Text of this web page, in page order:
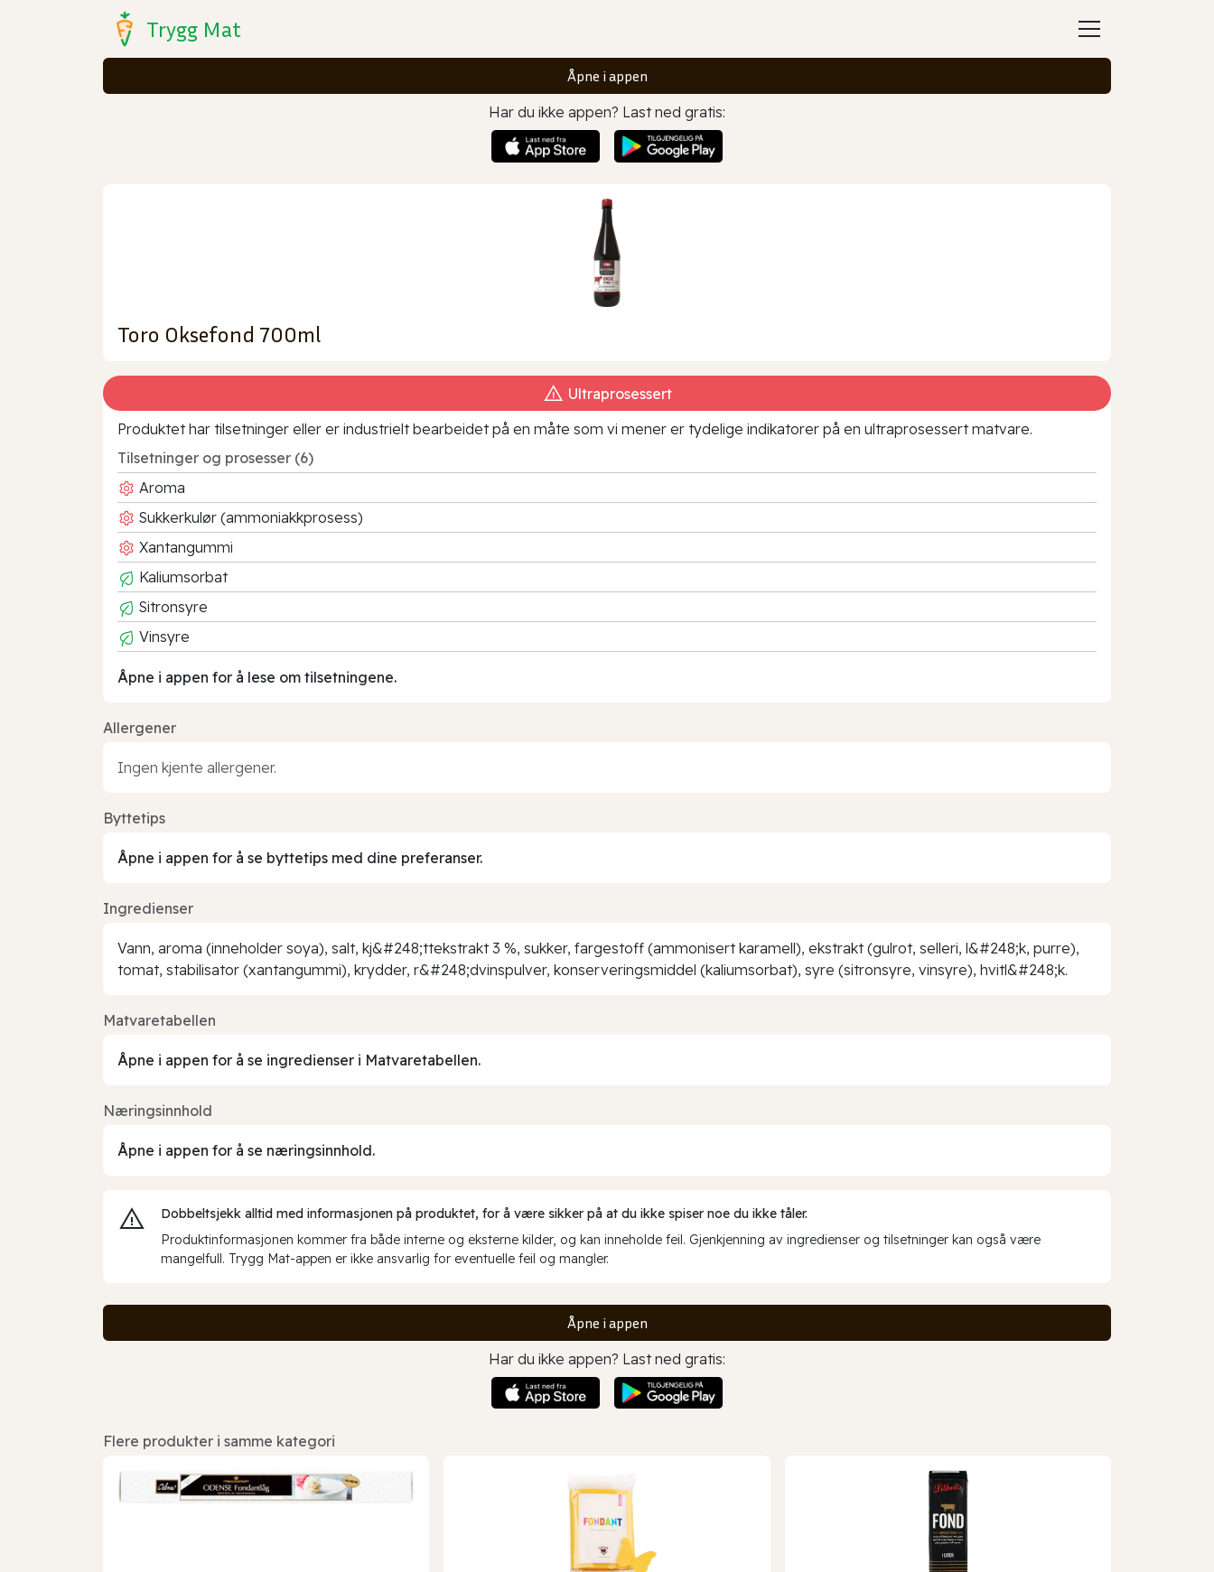
Trygg Mat
Åpne i appen
Har du ikke appen? Last ned gratis:
Toro Oksefond 700ml
Ultraprosessert
Produktet har tilsetninger eller er industrielt bearbeidet på en måte som vi mener er tydelige indikatorer på en ultraprosessert matvare.
Tilsetninger og prosesser (6)
Aroma
Sukkerkulør (ammoniakkprosess)
Xantangummi
Kaliumsorbat
Sitronsyre
Vinsyre
Åpne i appen for å lese om tilsetningene.
Allergener
Ingen kjente allergener.
Byttetips
Åpne i appen for å se byttetips med dine preferanser.
Ingredienser
Vann, aroma (inneholder soya), salt, kj&#248;ttekstrakt 3 %, sukker, fargestoff (ammonisert karamell), ekstrakt (gulrot, selleri, l&#248;k, purre),
tomat, stabilisator (xantangummi), krydder, r&#248;dvinspulver, konserveringsmiddel (kaliumsorbat), syre (sitronsyre, vinsyre), hvitl&#248;k.
Matvaretabellen
Åpne i appen for å se ingredienser i Matvaretabellen.
Næringsinnhold
Åpne i appen for å se næringsinnhold.
Dobbeltsjekk alltid med informasjonen på produktet, for å være sikker på at du ikke spiser noe du ikke tåler.
Produktinformasjonen kommer fra både interne og eksterne kilder, og kan inneholde feil. Gjenkjenning av ingredienser og tilsetninger kan også være
mangelfull. Trygg Mat-appen er ikke ansvarlig for eventuelle feil og mangler.
Åpne i appen
Har du ikke appen? Last ned gratis:
Flere produkter i samme kategori